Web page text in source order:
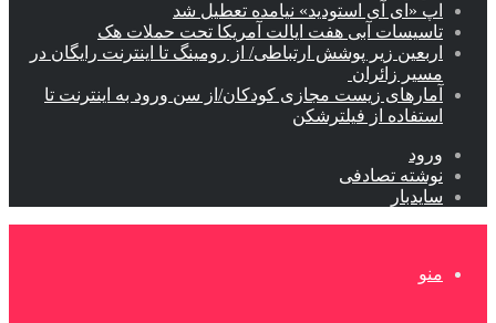
اپ «ای آی استودید» نیامده تعطیل شد
تاسیسات آبی هفت ایالت آمریکا تحت حملات هک
اربعین زیر پوشش ارتباطی/ از رومینگ تا اینترنت رایگان در
مسیر زائران
آمارهای زیست مجازی کودکان/از سن ورود به اینترنت تا
استفاده از فیلترشکن
ورود
نوشته تصادفی
سایدبار
منو